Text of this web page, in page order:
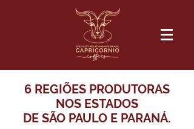
6 REGIÕES PRODUTORAS
NOS ESTADOS
DE SÃO PAULO E PARANÁ.